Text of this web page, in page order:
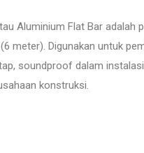
Aluminium Flat Bar adalah
meter). Digunakan untuk
soundproof dalam
konstruksi.